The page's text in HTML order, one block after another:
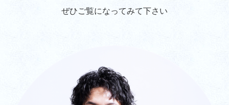
ぜひご覧になってみて下さい